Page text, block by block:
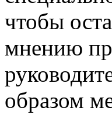
чтобы
мнению
образом